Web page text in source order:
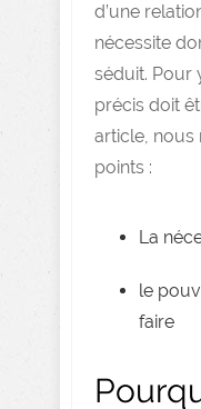
d’une
nécessite
séduit. Pour
précis doit
article, nous
points :
La
le
faire